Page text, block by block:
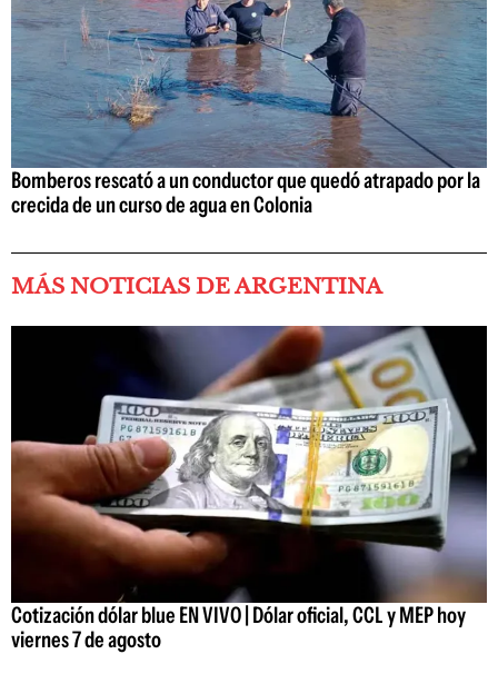
Bomberos rescató a un conductor que quedó atrapado por la
crecida de un curso de agua en Colonia
MÁS NOTICIAS DE ARGENTINA
Cotización dólar blue EN VIVO | Dólar oficial, CCL y MEP hoy
viernes 7 de agosto